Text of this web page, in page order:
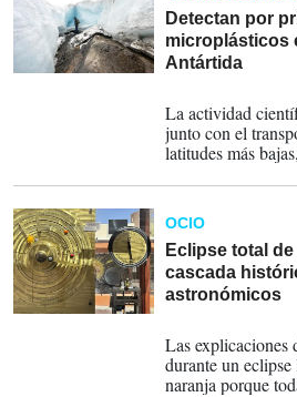
Detectan por
microplásticos
Antártida
La actividad
junto con el
latitudes más
son partículas del
grano de azúcar.
OCIO
Eclipse total
cascada
astronómicos
Las explicaciones
durante un
naranja porque